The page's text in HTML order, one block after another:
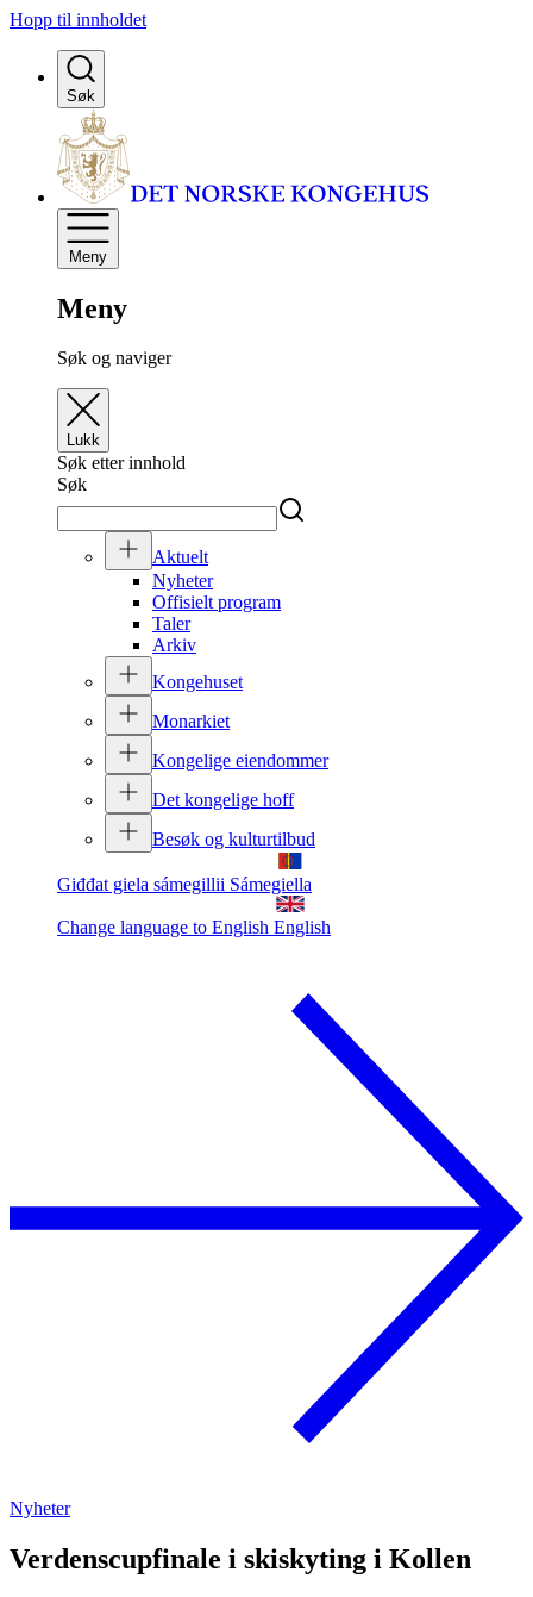
Hopp til innholdet
Søk
Meny
Meny
Søk og naviger
Lukk
Søk etter innhold
Søk
Aktuelt
Nyheter
Offisielt program
Taler
Arkiv
Kongehuset
Monarkiet
Kongelige eiendommer
Det kongelige hoff
Besøk og kulturtilbud
Giđđat giela sámegillii Sámegiella
Change language to English English
Nyheter
Verdenscupfinale i skiskyting i Kollen